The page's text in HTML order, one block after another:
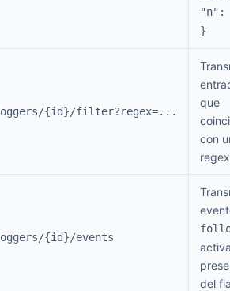
"n":
}
{id}/filter?regex=...
que
con
regex
{id}/events
del